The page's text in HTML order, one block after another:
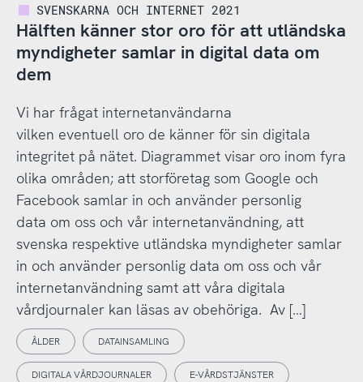
SVENSKARNA OCH INTERNET 2021
Hälften känner stor oro för att utländska
myndigheter samlar in digital data om
dem
Vi har frågat internetanvändarna
vilken eventuell oro de känner för sin digitala
integritet på nätet. Diagrammet visar oro inom fyra
olika områden; att storföretag som Google och
Facebook samlar in och använder personlig
data om oss och vår internetanvändning, att
svenska respektive utländska myndigheter samlar
in och använder personlig data om oss och vår
internetanvändning samt att våra digitala
vårdjournaler kan läsas av obehöriga. Av […]
ÅLDER DATAINSAMLING
DIGITALA VÅRDJOURNALER E-VÅRDSTJÄNSTER